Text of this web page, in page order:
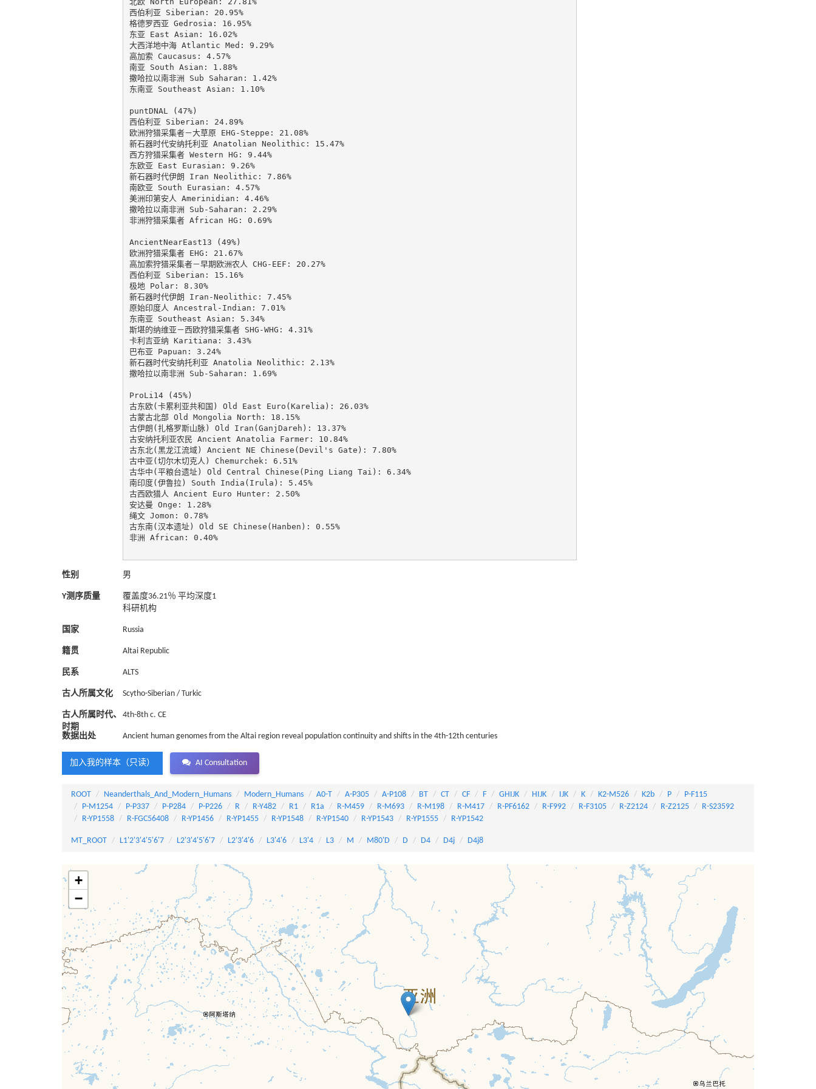
西伯利亚 Siberian: 20.95%
格德罗西亚 Gedrosia: 16.95%
东亚 East Asian: 16.02%
大西洋地中海 Atlantic Med: 9.29%
高加索 Caucasus: 4.57%
南亚 South Asian: 1.88%
撒哈拉以南非洲 Sub Saharan: 1.42%
东南亚 Southeast Asian: 1.10%
puntDNAL (47%)
西伯利亚 Siberian: 24.89%
欧洲狩猎采集者－大草原 EHG-Steppe: 21.08%
新石器时代安纳托利亚 Anatolian Neolithic: 15.47%
西方狩猎采集者 Western HG: 9.44%
东欧亚 East Eurasian: 9.26%
新石器时代伊朗 Iran Neolithic: 7.86%
南欧亚 South Eurasian: 4.57%
美洲印第安人 Amerinidian: 4.46%
撒哈拉以南非洲 Sub-Saharan: 2.29%
非洲狩猎采集者 African HG: 0.69%
AncientNearEast13 (49%)
欧洲狩猎采集者 EHG: 21.67%
高加索狩猎采集者－早期欧洲农人 CHG-EEF: 20.27%
西伯利亚 Siberian: 15.16%
极地 Polar: 8.30%
新石器时代伊朗 Iran-Neolithic: 7.45%
原始印度人 Ancestral-Indian: 7.01%
东南亚 Southeast Asian: 5.34%
斯堪的纳维亚－西欧狩猎采集者 SHG-WHG: 4.31%
卡利吉亚纳 Karitiana: 3.43%
巴布亚 Papuan: 3.24%
新石器时代安纳托利亚 Anatolia Neolithic: 2.13%
撒哈拉以南非洲 Sub-Saharan: 1.69%
ProLi14 (45%)
古东欧(卡累利亚共和国) Old East Euro(Karelia): 26.03%
古蒙古北部 Old Mongolia North: 18.15%
古伊朗(扎格罗斯山脉) Old Iran(GanjDareh): 13.37%
古安纳托利亚农民 Ancient Anatolia Farmer: 10.84%
古东北(黑龙江流域) Ancient NE Chinese(Devil's Gate): 7.80%
古中亚(切尔木切克人) Chemurchek: 6.51%
古华中(平粮台遗址) Old Central Chinese(Ping Liang Tai): 6.34%
南印度(伊鲁拉) South India(Irula): 5.45%
古西欧猎人 Ancient Euro Hunter: 2.50%
安达曼 Onge: 1.28%
绳文 Jomon: 0.78%
古东南(汉本遗址) Old SE Chinese(Hanben): 0.55%
非洲 African: 0.40%
性别 男
Y测序质量
覆盖度36.21％ 平均深度1
科研机构
国家 Russia
籍贯 Altai Republic
民系 ALTS
古人所属文化 Scytho-Siberian / Turkic
古人所属时代、
时期
4th-8th c. CE
数据出处 Ancient human genomes from the Altai region reveal population continuity and shifts in the 4th-12th centuries
加入我的样本（只读） AI Consultation
ROOT Neanderthals_And_Modern_Humans Modern_Humans A0-T A-P305 A-P108 BT CT CF F GHIJK HIJK IJK K K2-M526 K2b P
P-F115
P-M1254
P-P337 P-P284 P-P226 R R-Y482 R1 R1a R-M459 R-M693 R-M198 R-M417 R-PF6162 R-F992 R-F3105 R-Z2124 R-Z2125
R-S23592
R-YP1558
R-FGC56408 R-YP1456 R-YP1455 R-YP1548 R-YP1540 R-YP1543 R-YP1555 R-YP1542
MT_ROOT L1'2'3'4'5'6'7 L2'3'4'5'6'7 L2'3'4'6 L3'4'6 L3'4 L3 M M80'D D D4 D4j D4j8
+
−